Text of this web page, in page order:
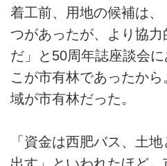
着工前、用地の候補は
つがあったが、より協
だ」と50周年誌座談会
こが市有林であったか
域が市有林だった。
「資金は西肥バス、土